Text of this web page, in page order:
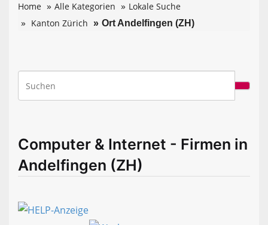
Home Alle Kategorien
Lokale Suche
Kanton Zürich
Ort Andelfingen (ZH)
Computer & Internet - Firmen in
Andelfingen (ZH)